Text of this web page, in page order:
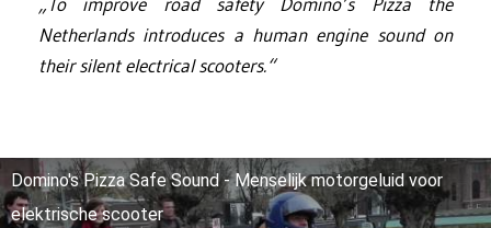
Netherlands introduces a human engine sound on
their silent electrical scooters.“
Domino's Pizza Safe Sound - Menselijk motorgeluid voor
elektrische scooter